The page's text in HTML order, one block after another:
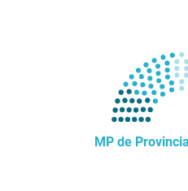
MP de